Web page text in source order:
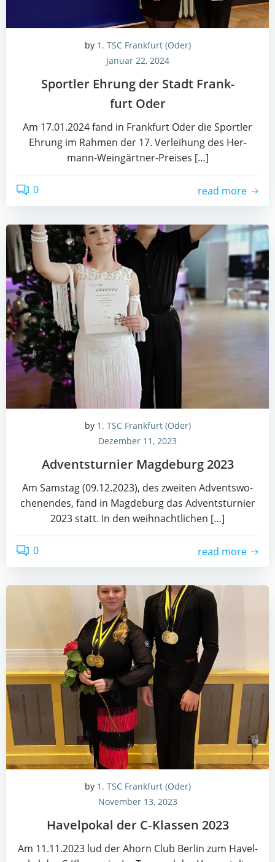
by 1. TSC Frankfurt (Oder)
Januar 22, 2024
Sport­ler Ehrung der Stadt Frank­
furt Oder
Am 17.01.2024 fand in Frank­furt Oder die Sport­ler
Ehrung im Rah­men der 17. Ver­lei­hung des Her­
mann-Wein­gärt­ner-Prei­ses […]
0 read more
by 1. TSC Frankfurt (Oder)
Dezember 11, 2023
Advents­tur­nier Mag­de­burg 2023
Am Sams­tag (09.12.2023), des zwei­ten Advents­wo­
chen­en­des, fand in Mag­de­burg das Advents­tur­nier
2023 statt. In den weih­nacht­li­chen […]
0 read more
by 1. TSC Frankfurt (Oder)
November 13, 2023
Havel­po­kal der C‑Klassen 2023
Am 11.11.2023 lud der Ahorn Club Ber­lin zum Havel­